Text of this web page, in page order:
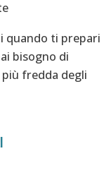
quando ti prepari
bisogno di
fredda degli